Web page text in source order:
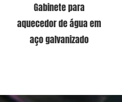
Gabinete para
aquecedor de água em
aço galvanizado